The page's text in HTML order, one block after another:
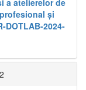
a atelierelor de
și
DOTLAB-2024-